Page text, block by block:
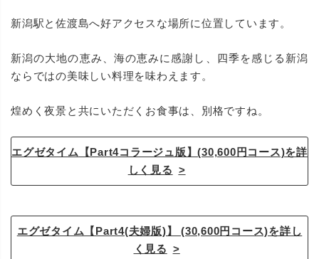
新潟駅と佐渡島へ好アクセスな場所に位置しています。
新潟の大地の恵み、海の恵みに感謝し、四季を感じる新潟
ならではの美味しい料理を味わえます。
煌めく夜景と共にいただくお食事は、別格ですね。
エグゼタイム【Part4コラージュ版】(30,600円コース)を詳
しく見る
エグゼタイム【Part4(夫婦版)】 (30,600円コース)を詳し
く見る